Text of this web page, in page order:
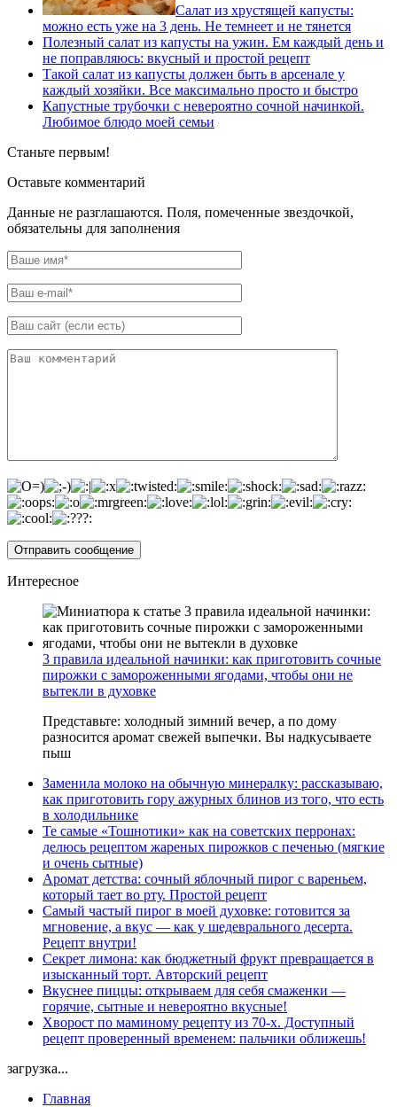
Салат из хрустящей капусты:
можно есть уже на 3 день. Не темнеет и не тянется
Полезный салат из капусты на ужин. Ем каждый день и
не поправляюсь: вкусный и простой рецепт
Такой салат из капусты должен быть в арсенале у
каждый хозяйки. Все максимально просто и быстро
Капустные трубочки с невероятно сочной начинкой.
Любимое блюдо моей семьи
Станьте первым!
Оставьте комментарий
Данные не разглашаются. Поля, помеченные звездочкой,
обязательны для заполнения
Интересное
3 правила идеальной начинки: как приготовить сочные
пирожки с замороженными ягодами, чтобы они не
вытекли в духовке
Представьте: холодный зимний вечер, а по дому
разносится аромат свежей выпечки. Вы надкусываете
пыш
Заменила молоко на обычную минералку: рассказываю,
как приготовить гору ажурных блинов из того, что есть
в холодильнике
Те самые «Тошнотики» как на советских перронах:
делюсь рецептом жареных пирожков с печенью (мягкие
и очень сытные)
Аромат детства: сочный яблочный пирог с вареньем,
который тает во рту. Простой рецепт
Самый частый пирог в моей духовке: готовится за
мгновение, а вкус — как у шедеврального десерта.
Рецепт внутри!
Секрет лимона: как бюджетный фрукт превращается в
изысканный торт. Авторский рецепт
Вкуснее пиццы: открываем для себя смаженки —
горячие, сытные и невероятно вкусные!
Хворост по маминому рецепту из 70-х. Доступный
рецепт проверенный временем: пальчики оближешь!
загрузка...
Главная